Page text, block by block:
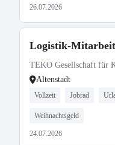
26.07.2026
Logistik-
TEKO Gesellschaft für
Altenstadt
Vollzeit Jobrad
Weihnachtsgeld
24.07.2026